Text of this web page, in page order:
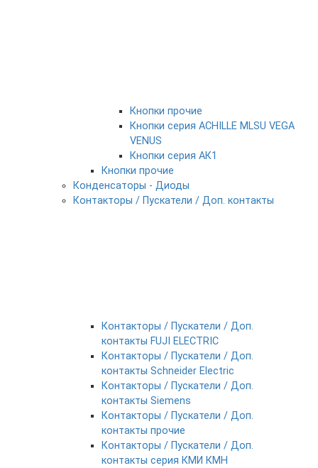
Кнопки прочие
Кнопки серия ACHILLE MLSU VEGA
VENUS
Кнопки серия АК1
Кнопки прочие
Конденсаторы - Диоды
Контакторы / Пускатели / Доп. контакты
Контакторы / Пускатели / Доп.
контакты FUJI ELECTRIC
Контакторы / Пускатели / Доп.
контакты Schneider Electric
Контакторы / Пускатели / Доп.
контакты Siemens
Контакторы / Пускатели / Доп.
контакты прочие
Контакторы / Пускатели / Доп.
контакты серия КМИ КМН